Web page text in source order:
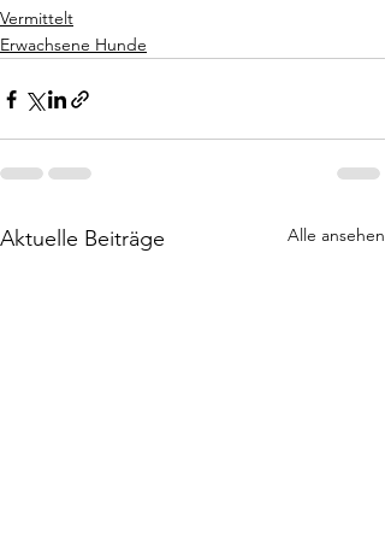
Vermittelt
Erwachsene Hunde
Aktuelle Beiträge Alle ansehen